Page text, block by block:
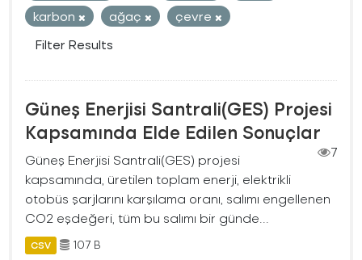
karbon
ağaç
çevre
Filter Results
Güneş Enerjisi Santrali(GES) Projesi
Kapsamında Elde Edilen Sonuçlar
7
Güneş Enerjisi Santrali(GES) projesi
kapsamında, üretilen toplam enerji, elektrikli
otobüs şarjlarını karşılama oranı, salımı engellenen
CO2 eşdeğeri, tüm bu salımı bir günde...
CSV 107 B